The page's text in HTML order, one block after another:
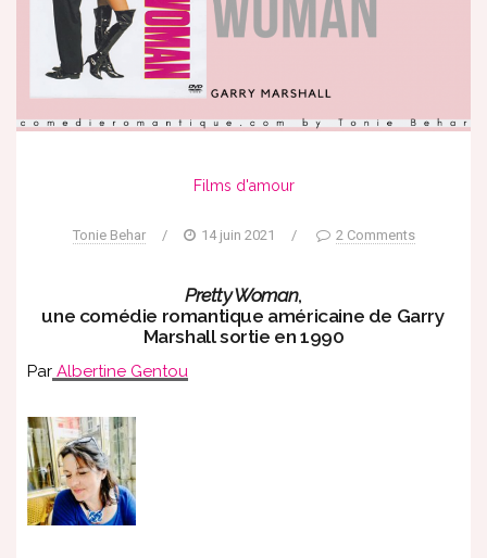
Films d'amour
Tonie Behar / 14 juin 2021 / 2 Comments
Pretty Woman,
une comédie romantique américaine de Garry
Marshall sortie en 1990
Par Albertine Gentou